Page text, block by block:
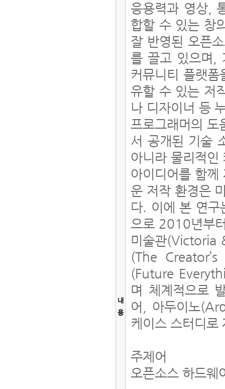
내
용
응용력과 영상,
합할 수 있는 창
잘 반영된 오픈
를 끌고 있으며,
커뮤니티 플랫
유할 수 있는 저
나 디자이너 등
프로그래머의 도
서 공개된 기술
아니라 물리적인
아이디어를 함께
운 저작 환경은
다. 이에 본 연구
으로 2010년부
미술관(Victoria
(The
(Future
며 체계적으로
어, 아두이노
케이스 스터디
주제어
오픈소스 하드